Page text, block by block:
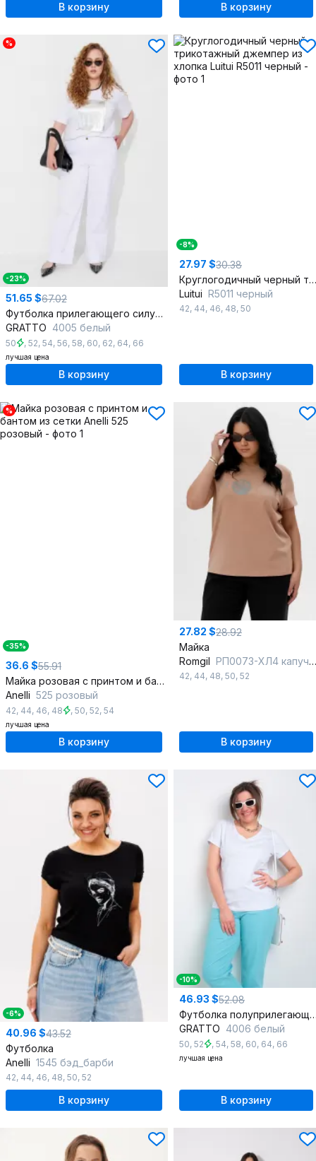
В корзину В корзину
%
-23%
51.65 $67.02
Футболка прилегающего силуэта с V-образным вырезом из хлопка
GRATTO 4005 белый
50 , 52, 54, 56, 58, 60, 62, 64, 66
лучшая цена
В корзину
-8%
27.97 $30.38
Круглогодичный черный трикотажный джемпер из хлопка
Luitui R5011 черный
42, 44, 46, 48, 50
В корзину
%
-35%
36.6 $55.91
Майка розовая с принтом и бантом из сетки
Anelli 525 розовый
42, 44, 46, 48 , 50, 52, 54
лучшая цена
В корзину
27.82 $28.92
Майка
Romgil РП0073-ХЛ4 капучино
42, 44, 48, 50, 52
В корзину
-6%
40.96 $43.52
Футболка
Anelli 1545 бэд_барби
42, 44, 46, 48, 50, 52
В корзину
-10%
46.93 $52.08
Футболка полуприлегающего кроя с
GRATTO 4006 белый
50, 52 , 54, 58, 60, 64, 66
лучшая цена
В корзину